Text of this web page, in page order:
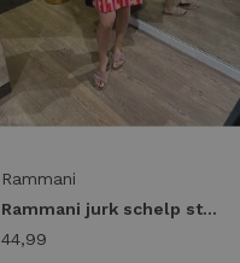
Rammani
Rammani jurk schelp streep 41866 Jurk rood/roze
44,99